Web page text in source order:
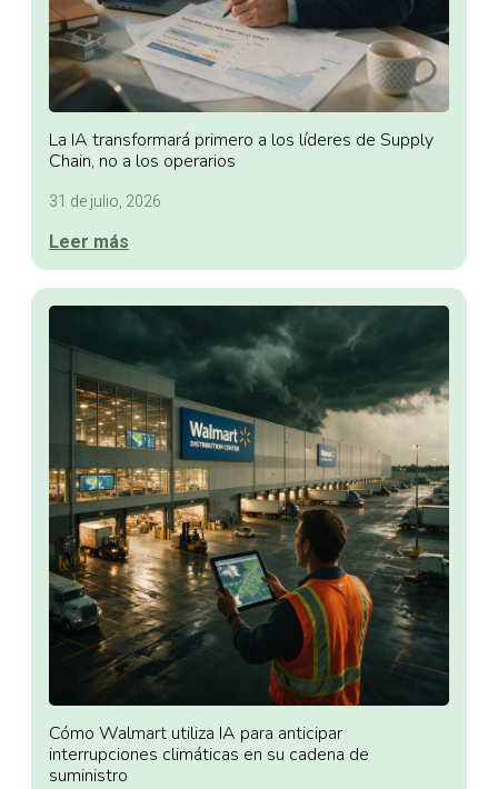
La IA transformará primero a los líderes de Supply
Chain, no a los operarios
31 de julio, 2026
Leer más
Cómo Walmart utiliza IA para anticipar
interrupciones climáticas en su cadena de
suministro